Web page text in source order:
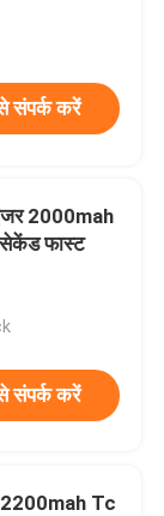
संपर्क करें
2000mah
सेकेंड फास्ट
संपर्क करें
2200mah Tc